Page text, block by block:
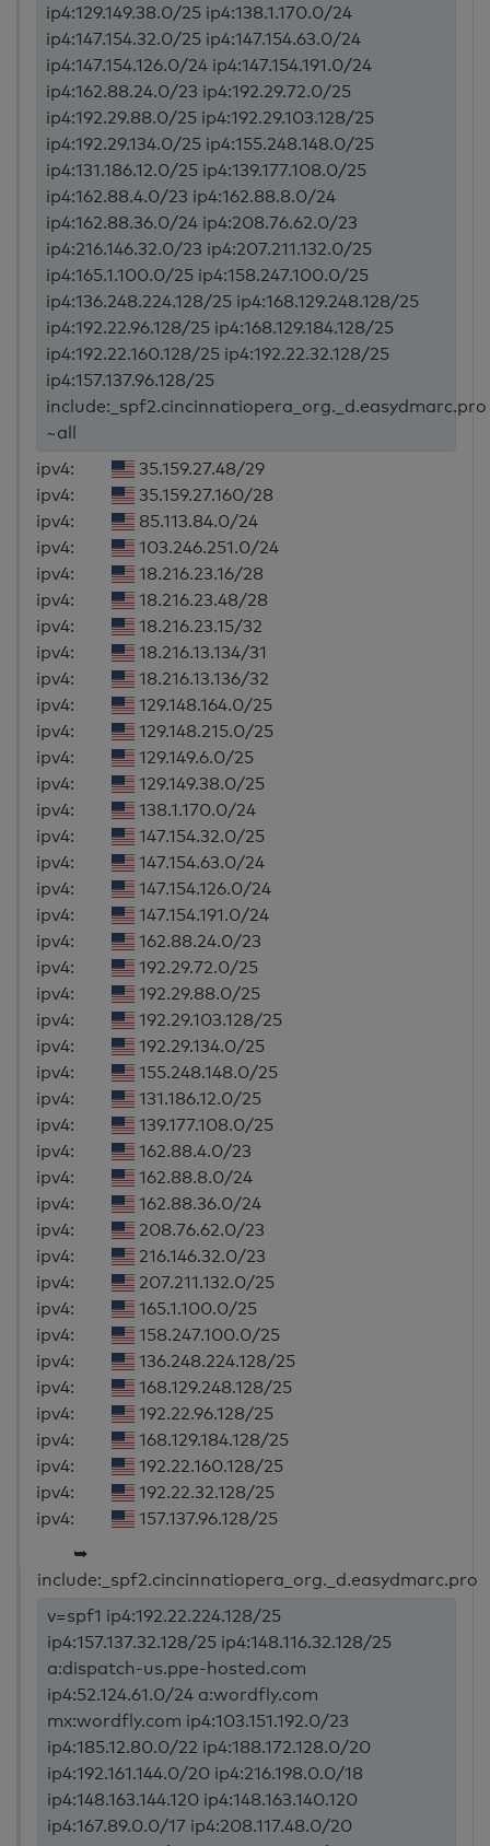
ip4:129.149.38.0/25 ip4:138.1.170.0/24
ip4:147.154.32.0/25 ip4:147.154.63.0/24
ip4:147.154.126.0/24 ip4:147.154.191.0/24
ip4:162.88.24.0/23 ip4:192.29.72.0/25
ip4:192.29.88.0/25 ip4:192.29.103.128/25
ip4:192.29.134.0/25 ip4:155.248.148.0/25
ip4:131.186.12.0/25 ip4:139.177.108.0/25
ip4:162.88.4.0/23 ip4:162.88.8.0/24
ip4:162.88.36.0/24 ip4:208.76.62.0/23
ip4:216.146.32.0/23 ip4:207.211.132.0/25
ip4:165.1.100.0/25 ip4:158.247.100.0/25
ip4:136.248.224.128/25 ip4:168.129.248.128/25
ip4:192.22.96.128/25 ip4:168.129.184.128/25
ip4:192.22.160.128/25 ip4:192.22.32.128/25
ip4:157.137.96.128/25
include:_spf2.cincinnatiopera_org._d.easydmarc.pro
~all
ipv4:
35.159.27.48/29
ipv4:
35.159.27.160/28
ipv4:
85.113.84.0/24
ipv4:
103.246.251.0/24
ipv4:
18.216.23.16/28
ipv4:
18.216.23.48/28
ipv4:
18.216.23.15/32
ipv4:
18.216.13.134/31
ipv4:
18.216.13.136/32
ipv4:
129.148.164.0/25
ipv4:
129.148.215.0/25
ipv4:
129.149.6.0/25
ipv4:
129.149.38.0/25
ipv4:
138.1.170.0/24
ipv4:
147.154.32.0/25
ipv4:
147.154.63.0/24
ipv4:
147.154.126.0/24
ipv4:
147.154.191.0/24
ipv4:
162.88.24.0/23
ipv4:
192.29.72.0/25
ipv4:
192.29.88.0/25
ipv4:
192.29.103.128/25
ipv4:
192.29.134.0/25
ipv4:
155.248.148.0/25
ipv4:
131.186.12.0/25
ipv4:
139.177.108.0/25
ipv4:
162.88.4.0/23
ipv4:
162.88.8.0/24
ipv4:
162.88.36.0/24
ipv4:
208.76.62.0/23
ipv4:
216.146.32.0/23
ipv4:
207.211.132.0/25
ipv4:
165.1.100.0/25
ipv4:
158.247.100.0/25
ipv4:
136.248.224.128/25
ipv4:
168.129.248.128/25
ipv4:
192.22.96.128/25
ipv4:
168.129.184.128/25
ipv4:
192.22.160.128/25
ipv4:
192.22.32.128/25
ipv4:
157.137.96.128/25
➥
include:_spf2.cincinnatiopera_org._d.easydmarc.pro
v=spf1 ip4:192.22.224.128/25
ip4:157.137.32.128/25 ip4:148.116.32.128/25
a:dispatch-us.ppe-hosted.com
ip4:52.124.61.0/24 a:wordfly.com
mx:wordfly.com ip4:103.151.192.0/23
ip4:185.12.80.0/22 ip4:188.172.128.0/20
ip4:192.161.144.0/20 ip4:216.198.0.0/18
ip4:148.163.144.120 ip4:148.163.140.120
ip4:167.89.0.0/17 ip4:208.117.48.0/20